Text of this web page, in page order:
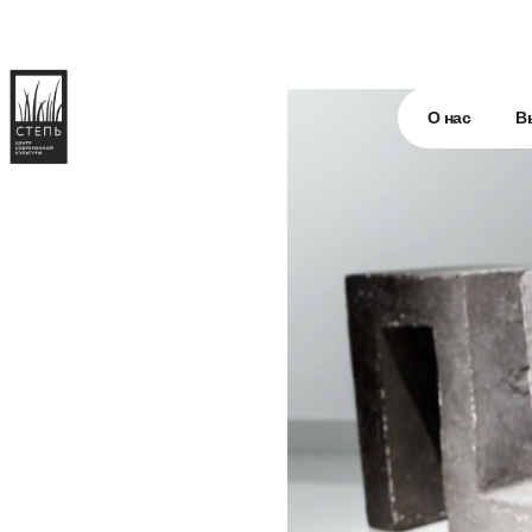
О нас